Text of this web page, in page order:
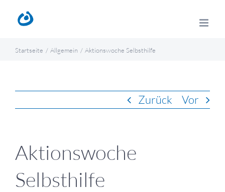
Inhalt
Startseite Allgemein Aktionswoche Selbsthilfe
Zurück Vor
Aktionswoche
Selbsthilfe